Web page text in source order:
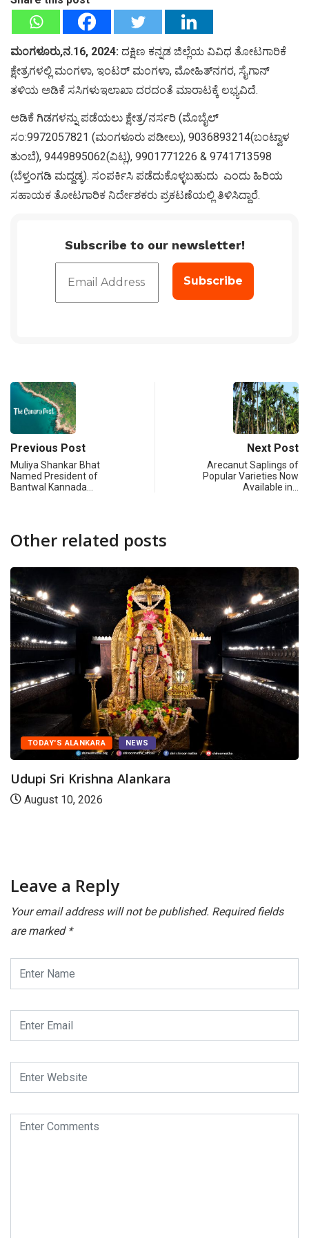
ಮಂಗಳೂರು,ನ.16, 2024: ದಕ್ಷಿಣ ಕನ್ನಡ ಜಿಲ್ಲೆಯ ವಿವಿಧ ತೋಟಗಾರಿಕೆ
ಕ್ಷೇತ್ರಗಳಲ್ಲಿ ಮಂಗಳಾ, ಇಂಟರ್ ಮಂಗಳಾ, ಮೋಹಿತ್‍ನಗರ, ಸೈಗಾನ್
ತಳಿಯ ಅಡಿಕೆ ಸಸಿಗಳುಇಲಾಖಾ ದರದಂತೆ ಮಾರಾಟಕ್ಕೆ ಲಭ್ಯವಿದೆ.
ಅಡಿಕೆ ಗಿಡಗಳನ್ನು ಪಡೆಯಲು ಕ್ಷೇತ್ರ/ನರ್ಸರಿ (ಮೊಬೈಲ್
ಸಂ:9972057821 (ಮಂಗಳೂರು ಪಡೀಲು), 9036893214(ಬಂಟ್ವಾಳ
ತುಂಬೆ), 9449895062(ವಿಟ್ಲ), 9901771226 & 9741713598
(ಬೆಳ್ತಂಗಡಿ ಮದ್ದಡ್ಕ). ಸಂಪರ್ಕಿಸಿ ಪಡೆದುಕೊಳ್ಳಬಹುದು ಎಂದು ಹಿರಿಯ
ಸಹಾಯಕ ತೋಟಗಾರಿಕ ನಿರ್ದೇಶಕರು ಪ್ರಕಟಣೆಯಲ್ಲಿ ತಿಳಿಸಿದ್ದಾರೆ.
Subscribe to our newsletter!
Previous Post
Muliya Shankar Bhat
Named President of
Bantwal Kannada…
Next Post
Arecanut Saplings of
Popular Varieties Now
Available in…
Other related posts
TODAY'S ALANKARA NEWS
Sri Krishna Alankara
August 10, 2026
Leave a Reply
Your email address will not be published. Required fields
are marked *